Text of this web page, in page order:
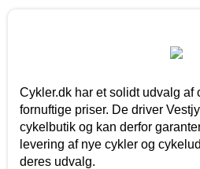
Cykler.dk har et solidt udvalg af
fornuftige priser. De driver
cykelbutik og kan derfor
levering af nye cykler og
deres udvalg.